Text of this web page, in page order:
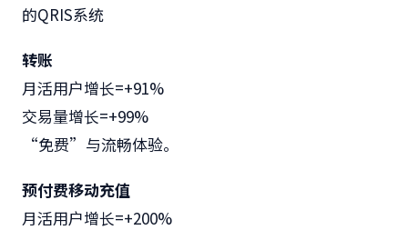
的QRIS系统
转账
月活用户增长=+91%
交易量增长=+99%
“免费”与流畅体验。
预付费移动充值
月活用户增长=+200%